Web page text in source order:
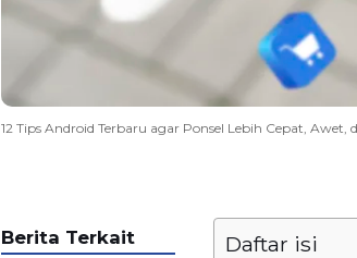
12 Tips Android Terbaru agar Ponsel Lebih Cepat, Awet,
Daftar isi
Berita Terkait